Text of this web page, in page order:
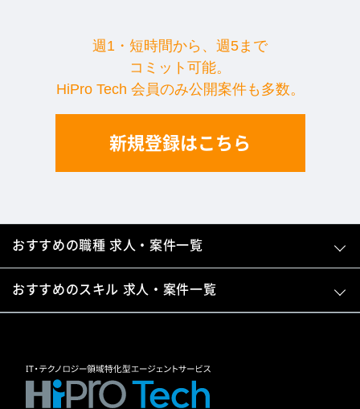
週1・短時間から、週5まで
コミット可能。
HiPro Tech 会員のみ公開案件も多数。
新規登録はこちら
おすすめの職種 求人・案件一覧
おすすめのスキル 求人・案件一覧